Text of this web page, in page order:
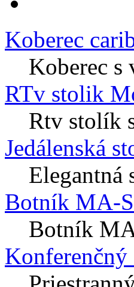
Koberec
Koberec s
RTv stolik
Rtv stolík
Jedálenská
Elegantná
Botník MA-
Botník